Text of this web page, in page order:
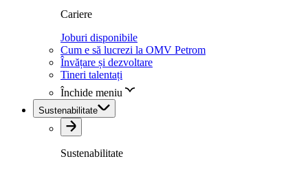
Cariere
Joburi disponibile
Cum e să lucrezi la OMV Petrom
Învățare și dezvoltare
Tineri talentați
Închide meniu
Sustenabilitate
Sustenabilitate